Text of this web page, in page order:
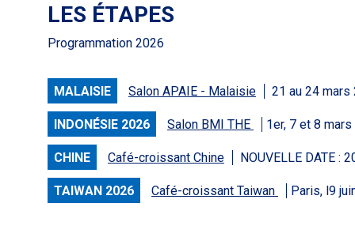
LES ÉTAPES
Programmation 2026
MALAISIE Salon APAIE - Malaisie 21 au 24 mars
INDONÉSIE 2026 Salon BMI THE 1er, 7 et 8
CHINE Café-croissant Chine NOUVELLE DATE :
TAIWAN 2026 Café-croissant Taiwan Paris, l9